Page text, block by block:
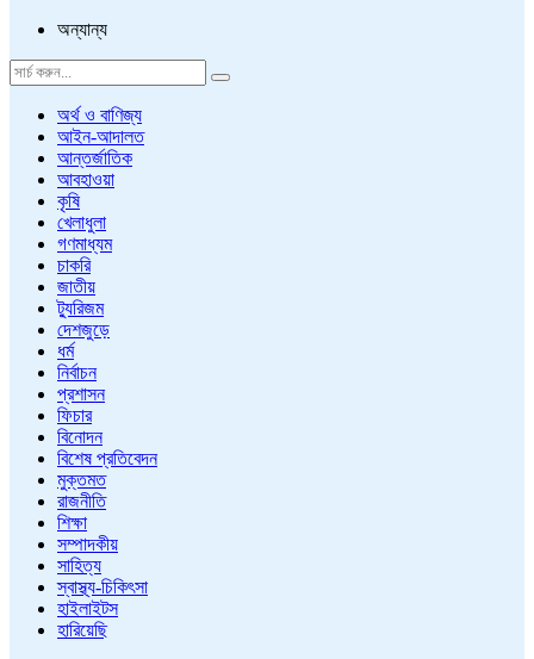
অন্যান্য
অর্থ ও বাণিজ্য
আইন-আদালত
আন্তর্জাতিক
আবহাওয়া
কৃষি
খেলাধুলা
গণমাধ্যম
চাকরি
জাতীয়
ট্যুরিজম
দেশজুড়ে
ধর্ম
নির্বাচন
প্রশাসন
ফিচার
বিনোদন
বিশেষ প্রতিবেদন
মুক্তমত
রাজনীতি
শিক্ষা
সম্পাদকীয়
সাহিত্য
স্বাস্থ্য-চিকিৎসা
হাইলাইটস
হারিয়েছি